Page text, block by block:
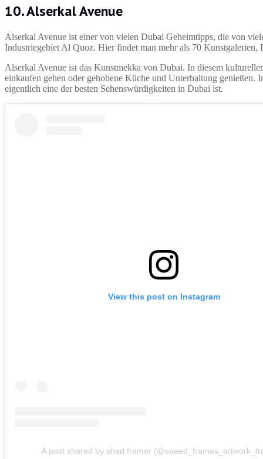
10. Alserkal Avenue
Alserkal Avenue ist einer von vielen Dubai Geheimtipps, die von
Industriegebiet Al Quoz. Hier findet man mehr als 70 Kunstgalerien,
Alserkal Avenue ist das Kunstmekka von Dubai. In diesem
einkaufen gehen oder gehobene Küche und Unterhaltung genießen.
eigentlich eine der besten Sehenswürdigkeiten in Dubai ist.
View this post on Instagram
A post shared by shad framer